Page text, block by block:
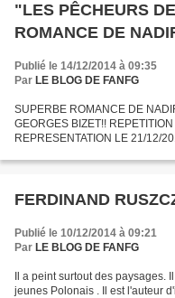
"LES PÊCHEURS DE
ROMANCE DE
Publié le 14/12/2014 à 09:35
Par LE BLOG DE FANFG
SUPERBE ROMANCE DE
GEORGES BIZET!!
REPRESENTATION LE 21/12/
compositeur français...
FERDINAND
Publié le 10/12/2014 à 09:21
Par LE BLOG DE FANFG
Il a peint surtout des
jeunes Polonais . Il est l'auteur